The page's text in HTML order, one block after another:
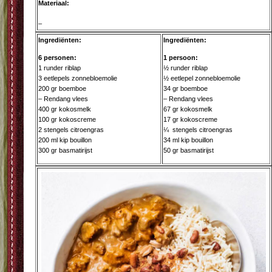
Materiaal:
–
Ingrediënten:
6 personen:
1 runder riblap
3 eetlepels zonnebloemolie
200 gr boemboe
– Rendang vlees
400 gr kokosmelk
100 gr kokoscreme
2 stengels citroengras
200 ml kip bouillon
300 gr basmatirijst
Ingrediënten:
1 persoon:
½ runder riblap
½ eetlepel zonnebloemolie
34 gr boemboe
– Rendang vlees
67 gr kokosmelk
17 gr kokoscreme
¼ stengels citroengras
34 ml kip bouillon
50 gr basmatirijst